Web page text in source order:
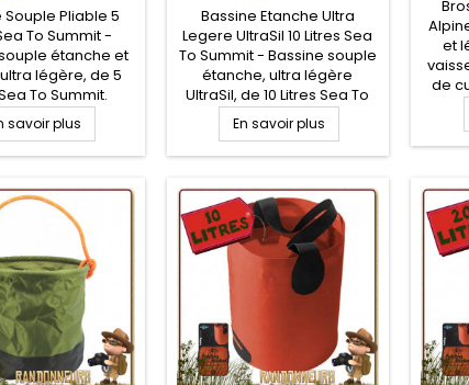
Souple Pliable 5
To Summit -
étanche et
légère, de 5
To Summit.
dans sa housse,
étanche est
et légère,
voyage,
légère.
de transport.
à l'eau chaude.
savoir plus
Bassine Etanche Ultra
Legere UltraSil 10 Litres Sea
To Summit - Bassine souple
étanche, ultra légère
UltraSil, de 10 Litres Sea To
Summit. Repliable dans sa
housse, cette bassine
étanche, compacte et
camping, voyage,
randonnée légère.
Poignées de transport.
Résiste à l'eau chaude.
En savoir plus
et
de
aux